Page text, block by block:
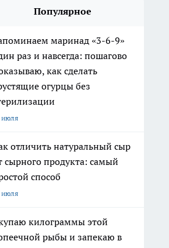
Популярное
маринад «3-6-9»
раз и навсегда: пошагово
как сделать
огурцы без
июля
отличить натуральный сыр
сырного продукта: самый
способ
июля
килограммы этой
рыбы и запекаю в